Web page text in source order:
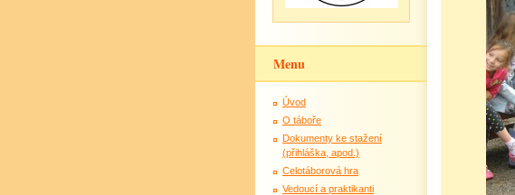
Menu
Úvod
O táboře
Dokumenty ke stažení
(přihláška, apod.)
Celotáborová hra
Vedoucí a praktikanti